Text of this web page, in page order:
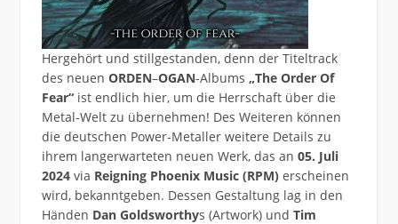
Hergehört und stillgestanden, denn der Titeltrack
des neuen ORDEN–OGAN-Albums „The Order Of
Fear“ist endlich hier, um die Herrschaft über die
Metal-Welt zu übernehmen! Des Weiteren können
die deutschen Power-Metaller weitere Details zu
ihrem langerwarteten neuen Werk, das an 05. Juli
2024via Reigning Phoenix Music (RPM) erscheinen
wird, bekanntgeben. Dessen Gestaltung lag in den
Händen Dan Goldsworthys (Artwork) und Tim